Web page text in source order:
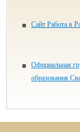
Сайт Работа в
Официальная
образования